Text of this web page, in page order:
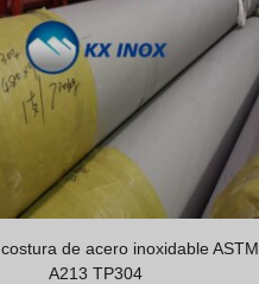
de acero inoxidable ASTM
A213 TP304